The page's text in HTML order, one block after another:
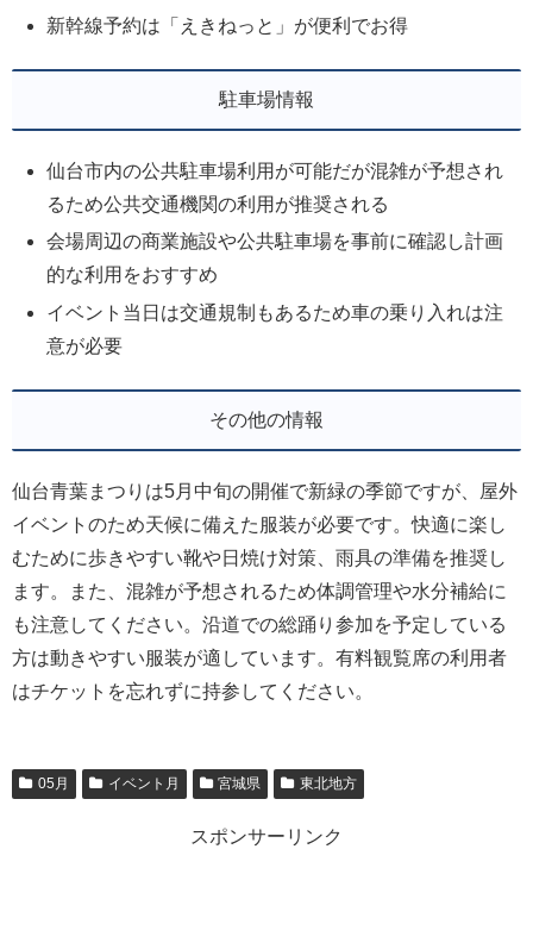
新幹線予約は「えきねっと」が便利でお得
駐車場情報
仙台市内の公共駐車場利用が可能だが混雑が予想され
るため公共交通機関の利用が推奨される
会場周辺の商業施設や公共駐車場を事前に確認し計画
的な利用をおすすめ
イベント当日は交通規制もあるため車の乗り入れは注
意が必要
その他の情報
仙台青葉まつりは5月中旬の開催で新緑の季節ですが、屋外
イベントのため天候に備えた服装が必要です。快適に楽し
むために歩きやすい靴や日焼け対策、雨具の準備を推奨し
ます。また、混雑が予想されるため体調管理や水分補給に
も注意してください。沿道での総踊り参加を予定している
方は動きやすい服装が適しています。有料観覧席の利用者
はチケットを忘れずに持参してください。
05月 イベント月 宮城県 東北地方
スポンサーリンク